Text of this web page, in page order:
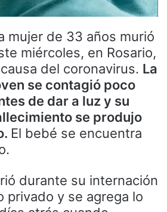
mujer de 33 años murió
miércoles, en Rosario,
del coronavirus. La
se contagió poco
de dar a luz y su
se produjo
El bebé se encuentra
durante su internación
privado y se agrega lo